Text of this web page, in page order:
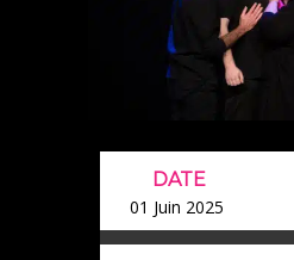
DATE
01 Juin 2025